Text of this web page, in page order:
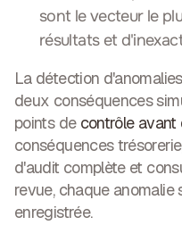
sont le vecteur le
résultats et
La détection
deux conséquences
points de contrôle avant
conséquences
d'audit complète et
revue, chaque
enregistrée.